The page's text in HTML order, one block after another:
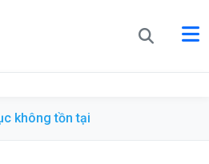
không tồn tại